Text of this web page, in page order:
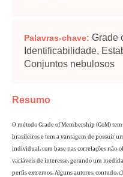
Palavras-chave: Grade
Identificabilidade,
Conjuntos nebulosos
Resumo
O método Grade of Membership (GoM)
brasileiros e tem a vantagem de possuir
individual, com base nas correlações não-
variáveis de interesse, gerando um
perfis extremos. Alguns autores, contudo,